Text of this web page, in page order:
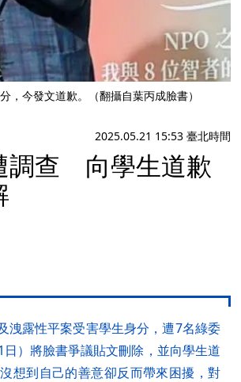
，今發文道歉。（翻攝自葉丙成臉書）
2025.05.21 15:53 臺北時間
調查 向學生道歉
洩露性平案受害學生身分，遭7名綠委
）將臉書爭議貼文刪除，並向學生道
想到自己的善意卻反而帶來困擾，對